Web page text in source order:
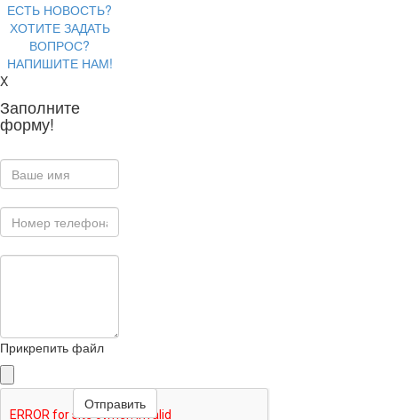
ЕСТЬ НОВОСТЬ?
ХОТИТЕ ЗАДАТЬ
ВОПРОС?
НАПИШИТЕ НАМ!
X
Заполните
форму!
Прикрепить файл